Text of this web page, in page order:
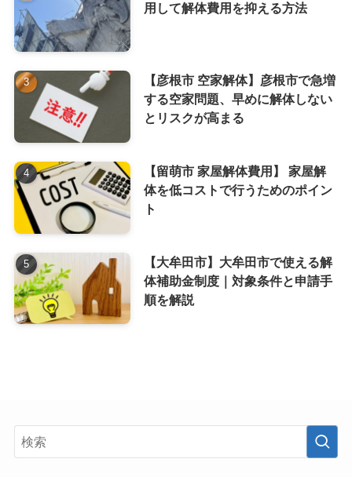
用して解体費用を抑える方法
【彦根市 空家解体】彦根市で急増
する空家問題、早めに解体しない
とリスクが高まる
【留萌市 家屋解体費用】 家屋解
体を低コストで行うためのポイン
ト
【大牟田市】大牟田市で使える解
体補助金制度｜対象条件と申請手
順を解説